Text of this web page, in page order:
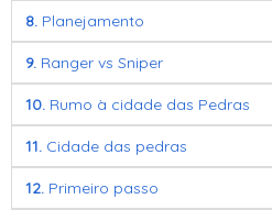
8. Planejamento
9. Ranger vs Sniper
10. Rumo à cidade das Pedras
11. Cidade das pedras
12. Primeiro passo